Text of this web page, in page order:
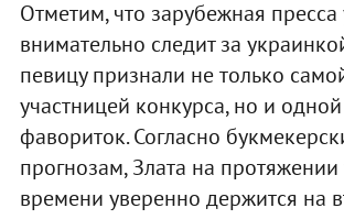
Отметим, что зарубежная
внимательно следит за
певицу признали не только
участницей конкурса, но и
фавориток. Согласно
прогнозам, Злата на протяжении
времени уверенно держится на